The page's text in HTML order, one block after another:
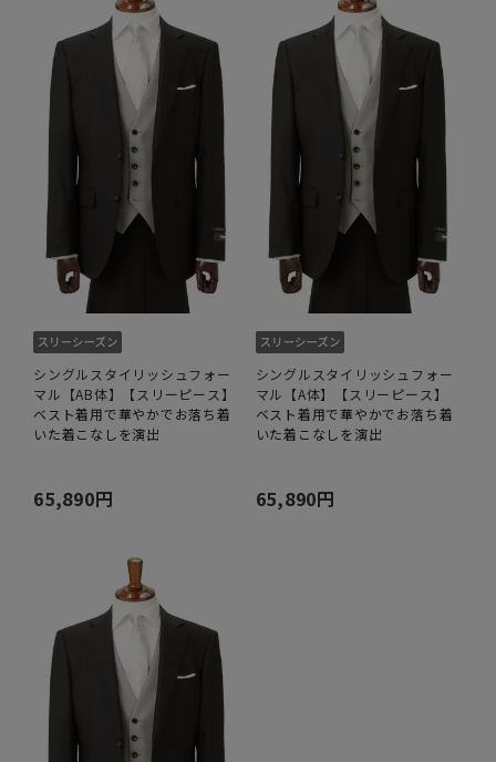
シングルスタイリッシュフォー
マル【AB体】【スリーピース】
ベスト着用で華やかでお落ち着
いた着こなしを演出
65,890円
シングルスタイリッシュフォー
マル【A体】【スリーピース】
ベスト着用で華やかでお落ち着
いた着こなしを演出
65,890円